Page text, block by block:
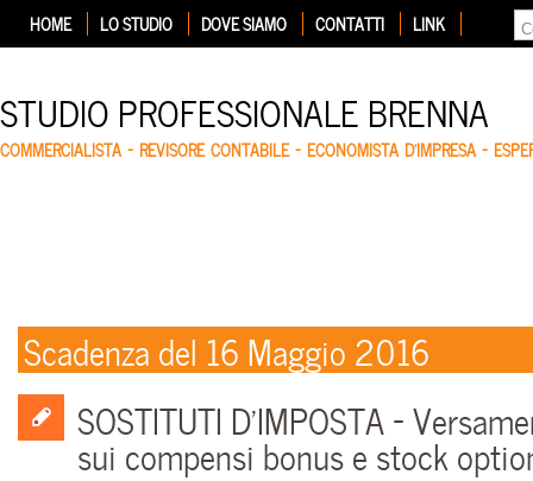
HOME LO STUDIO DOVE SIAMO CONTATTI LINK
STUDIO PROFESSIONALE BRENNA
COMMERCIALISTA – REVISORE CONTABILE – ECONOMISTA D'IMPRESA –
Scadenza del 16 Maggio 2016
SOSTITUTI D’IMPOSTA –
sui compensi bonus e stock